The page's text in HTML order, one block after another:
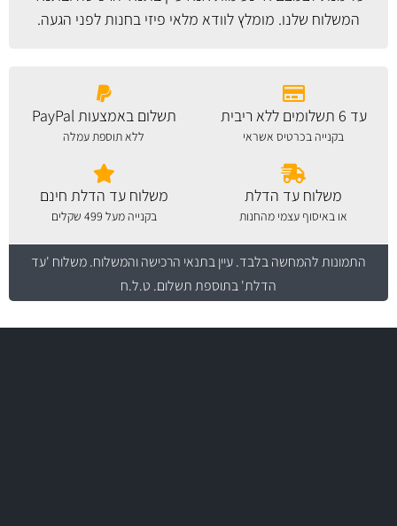
המשלוח שלנו. מומלץ לוודא מלאי פיזי בחנות לפני הגעה.
עד 6 תשלומים ללא ריבית
בקנייה בכרטיס אשראי
תשלום באמצעות PayPal
ללא תוספת עמלה
משלוח עד הדלת
או באיסוף עצמי מהחנות
משלוח עד הדלת חינם
בקנייה מעל 499 שקלים
התמונות להמחשה בלבד.עיין בתנאי הרכישה והמשלוח. משלוח 'עד
הדלת' בתוספת תשלום. ט.ל.ח